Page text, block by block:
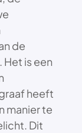
de
Het is een
heeft
manier te
Dit